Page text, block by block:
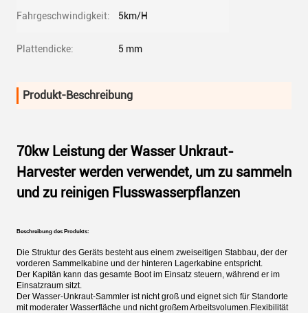
Fahrgeschwindigkeit: 5km/H
Plattendicke: 5 mm
Produkt-Beschreibung
70kw Leistung der Wasser Unkraut-
Harvester werden verwendet, um zu sammeln
und zu reinigen Flusswasserpflanzen
Beschreibung des Produkts:
Die Struktur des Geräts besteht aus einem zweiseitigen Stabbau, der der
vorderen Sammelkabine und der hinteren Lagerkabine entspricht.
Der Kapitän kann das gesamte Boot im Einsatz steuern, während er im
Einsatzraum sitzt.
Der Wasser-Unkraut-Sammler ist nicht groß und eignet sich für Standorte
mit moderater Wasserfläche und nicht großem Arbeitsvolumen.Flexibilität